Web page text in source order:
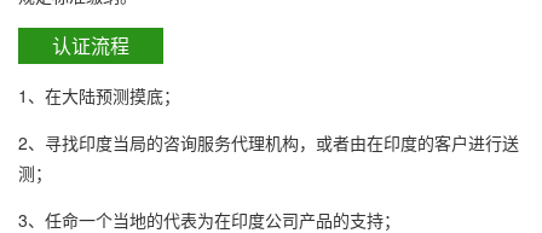
认证流程
1、在大陆预测摸底；
2、寻找印度当局的咨询服务代理机构，或者由在印度的客户进行送
测；
3、任命一个当地的代表为在印度公司产品的支持；